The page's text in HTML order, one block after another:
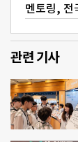
멘토링, 전
관련 기사